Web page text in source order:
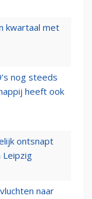
kwartaal met
nog steeds
heeft ook
ontsnapt
Leipzig
naar